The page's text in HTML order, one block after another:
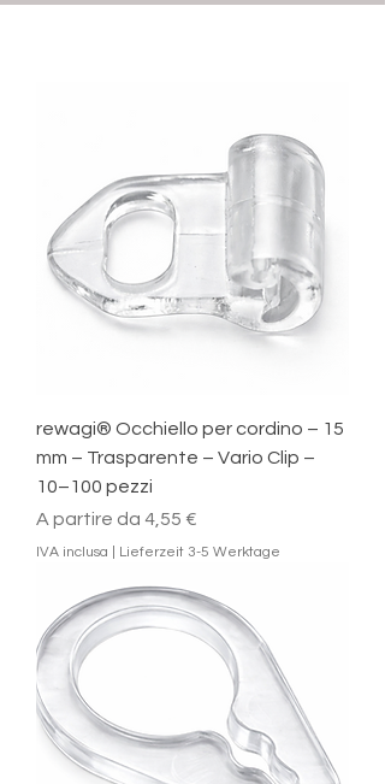
rewagi® Occhiello per cordino – 15
mm – Trasparente – Vario Clip –
10–100 pezzi
A partire da 4,55 €
Prezzo scontato
IVA inclusa Lieferzeit 3-5 Werktage